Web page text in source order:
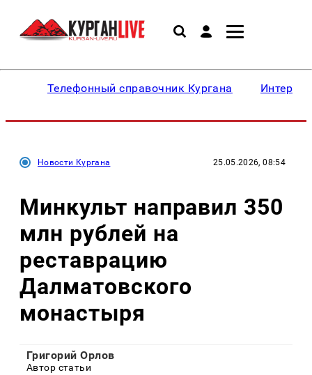
Телефонный справочник Кургана
Новости Кургана 25.05.2026, 08:54
Минкульт направил 350
млн рублей на
реставрацию
Далматовского
монастыря
Григорий Орлов
Автор статьи